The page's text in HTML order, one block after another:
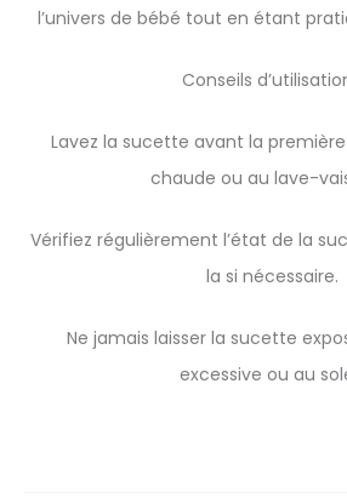
l’univers de bébé tout en étant
Conseils
Lavez la sucette avant la
chaude ou au lave-
Vérifiez régulièrement l’état de la
la si nécessaire.
Ne jamais laisser la sucette
excessive ou au